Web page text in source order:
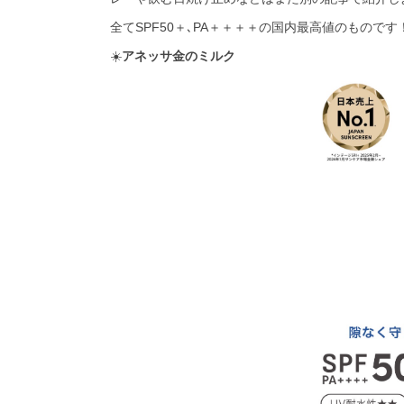
全てSPF50＋､PA＋＋＋＋の国内最高値のものです
☀️アネッサ金のミルク